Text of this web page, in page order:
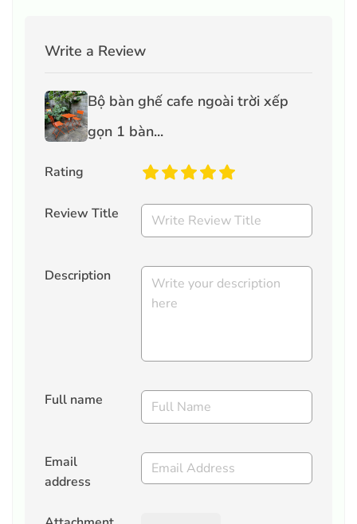
Write a Review
Bộ bàn ghế cafe ngoài trời xếp
gọn 1 bàn...
Rating
Review Title
Description
Full name
Email
address